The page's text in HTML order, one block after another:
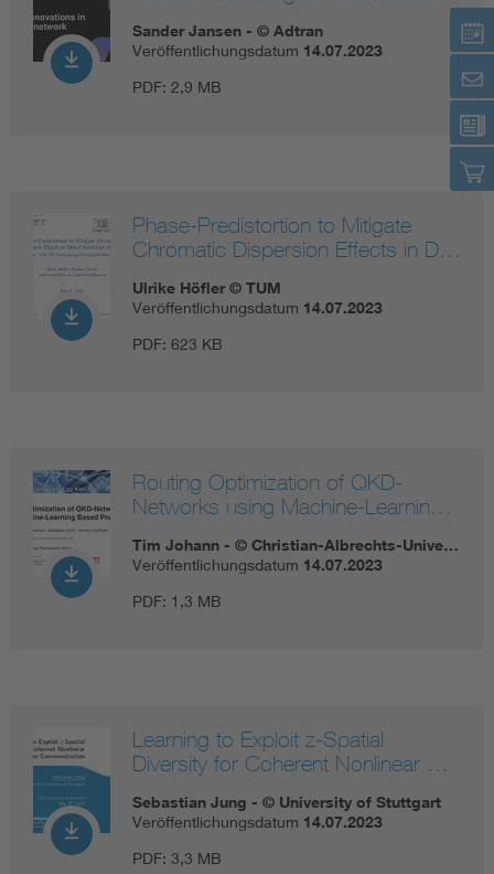
Sander Jansen - © Adtran
Veröffentlichungsdatum 14.07.2023
PDF: 2,9 MB
Phase-Predistortion to Mitigate
Chromatic Dispersion Effects in D…
Ulrike Höfler © TUM
Veröffentlichungsdatum 14.07.2023
PDF: 623 KB
Routing Optimization of QKD-
Networks using Machine-Learnin…
Tim Johann - © Christian-Albrechts-Unive…
Veröffentlichungsdatum 14.07.2023
PDF: 1,3 MB
Learning to Exploit z-Spatial
Diversity for Coherent Nonlinear …
Sebastian Jung - © University of Stuttgart
Veröffentlichungsdatum 14.07.2023
PDF: 3,3 MB